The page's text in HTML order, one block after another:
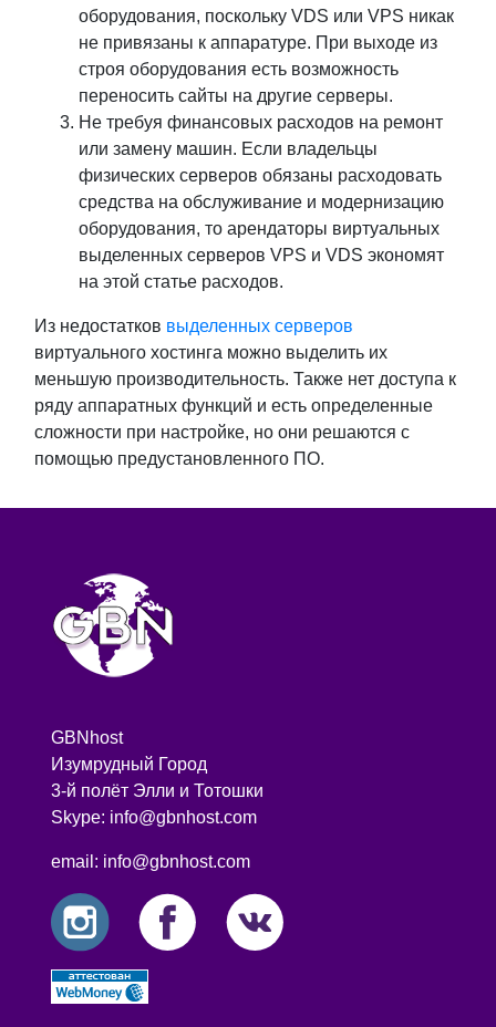
оборудования, поскольку VDS или VPS никак
не привязаны к аппаратуре. При выходе из
строя оборудования есть возможность
переносить сайты на другие серверы.
Не требуя финансовых расходов на ремонт
или замену машин. Если владельцы
физических серверов обязаны расходовать
средства на обслуживание и модернизацию
оборудования, то арендаторы виртуальных
выделенных серверов VPS и VDS экономят
на этой статье расходов.
Из недостатков выделенных серверов
виртуального хостинга можно выделить их
меньшую производительность. Также нет доступа к
ряду аппаратных функций и есть определенные
сложности при настройке, но они решаются с
помощью предустановленного ПО.
GBNhost
Изумрудный Город
3-й полёт Элли и Тотошки
Skype: info@gbnhost.com
email: info@gbnhost.com